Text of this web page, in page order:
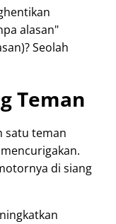
alasan
Seolah
Teman
satu teman
di siang